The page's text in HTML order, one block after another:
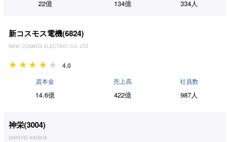
22億 134億 334人
新コスモス電機(6824)
NEW COSMOS ELECTRIC CO.,LTD.
4.0
資本金
14.6億
売上高
422億
社員数
987人
神栄(3004)
SHINYEI KAISHA